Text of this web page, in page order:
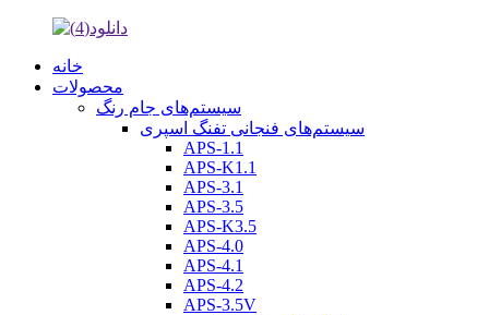
خانه
محصولات
سیستم‌های جام رنگ
سیستم‌های فنجانی تفنگ اسپری
APS-1.1
APS-K1.1
APS-3.1
APS-3.5
APS-K3.5
APS-4.0
APS-4.1
APS-4.2
APS-3.5V